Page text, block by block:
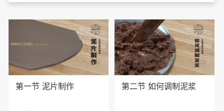
第一节 泥片制作 第二节 如何调制泥浆